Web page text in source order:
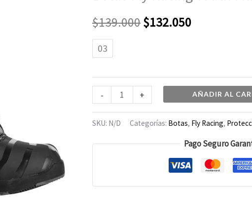
$139.000
era:
$132.050
03
-
Red/Black
cantidad
+ AÑADIR AL
SKU: N/D Categorías: Botas, Fly Racing,
Pago Seguro